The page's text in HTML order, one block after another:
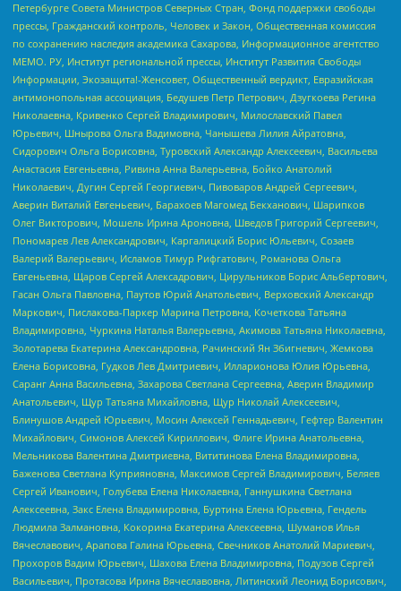
Петербурге Совета Министров Северных Стран, Фонд поддержки свободы
прессы, Гражданский контроль, Человек и Закон, Общественная комиссия
по сохранению наследия академика Сахарова, Информационное агентство
МЕМО. РУ, Институт региональной прессы, Институт Развития Свободы
Информации, Экозащита!-Женсовет, Общественный вердикт, Евразийская
антимонопольная ассоциация, Бедушев Петр Петрович, Дзугкоева Регина
Николаевна, Кривенко Сергей Владимирович, Милославский Павел
Юрьевич, Шнырова Ольга Вадимовна, Чанышева Лилия Айратовна,
Сидорович Ольга Борисовна, Туровский Александр Алексеевич, Васильева
Анастасия Евгеньевна, Ривина Анна Валерьевна, Бойко Анатолий
Николаевич, Дугин Сергей Георгиевич, Пивоваров Андрей Сергеевич,
Аверин Виталий Евгеньевич, Барахоев Магомед Бекханович, Шарипков
Олег Викторович, Мошель Ирина Ароновна, Шведов Григорий Сергеевич,
Пономарев Лев Александрович, Каргалицкий Борис Юльевич, Созаев
Валерий Валерьевич, Исламов Тимур Рифгатович, Романова Ольга
Евгеньевна, Щаров Сергей Алексадрович, Цирульников Борис Альбертович,
Гасан Ольга Павловна, Паутов Юрий Анатольевич, Верховский Александр
Маркович, Пислакова-Паркер Марина Петровна, Кочеткова Татьяна
Владимировна, Чуркина Наталья Валерьевна, Акимова Татьяна Николаевна,
Золотарева Екатерина Александровна, Рачинский Ян Збигневич, Жемкова
Елена Борисовна, Гудков Лев Дмитриевич, Илларионова Юлия Юрьевна,
Саранг Анна Васильевна, Захарова Светлана Сергеевна, Аверин Владимир
Анатольевич, Щур Татьяна Михайловна, Щур Николай Алексеевич,
Блинушов Андрей Юрьевич, Мосин Алексей Геннадьевич, Гефтер Валентин
Михайлович, Симонов Алексей Кириллович, Флиге Ирина Анатольевна,
Мельникова Валентина Дмитриевна, Вититинова Елена Владимировна,
Баженова Светлана Куприяновна, Максимов Сергей Владимирович, Беляев
Сергей Иванович, Голубева Елена Николаевна, Ганнушкина Светлана
Алексеевна, Закс Елена Владимировна, Буртина Елена Юрьевна, Гендель
Людмила Залмановна, Кокорина Екатерина Алексеевна, Шуманов Илья
Вячеславович, Арапова Галина Юрьевна, Свечников Анатолий Мариевич,
Прохоров Вадим Юрьевич, Шахова Елена Владимировна, Подузов Сергей
Васильевич, Протасова Ирина Вячеславовна, Литинский Леонид Борисович,